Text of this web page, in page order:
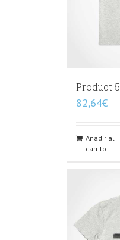
Product 5
82,64€
Añadir al
carrito